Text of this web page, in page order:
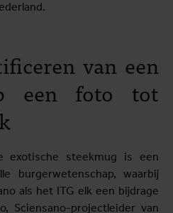
van een
een foto tot
exotische steekmug is een
burgerwetenschap, waarbij
als het ITG elk een bijdrage
Sciensano-projectleider van